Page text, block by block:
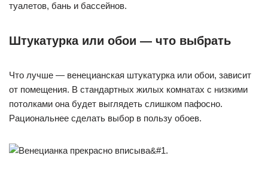
туалетов, бань и бассейнов.
Штукатурка или обои — что выбрать
Что лучше — венецианская штукатурка или обои, зависит
от помещения. В стандартных жилых комнатах с низкими
потолками она будет выглядеть слишком пафосно.
Рациональнее сделать выбор в пользу обоев.